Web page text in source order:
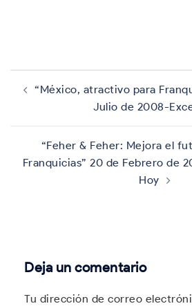
Navegación
de “México, atractivo para
Julio de 2008-
“Feher & Feher: Mejora el
Franquicias” 20 de Febrero de
Hoy
Deja un comentario
Tu dirección de correo